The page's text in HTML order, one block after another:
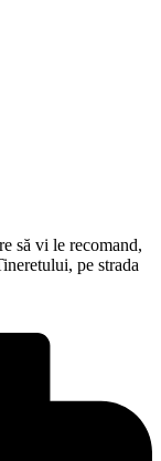
să vi le recomand,
pe strada